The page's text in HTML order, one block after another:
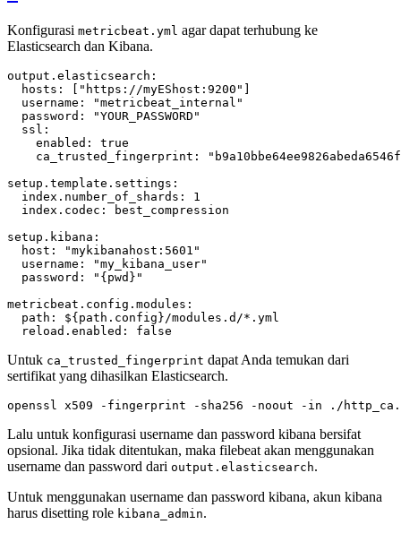
Konfigurasi metricbeat.yml agar dapat terhubung ke
Elasticsearch dan Kibana.
output.elasticsearch :
hosts : "https://myEShost:9200"
username :
"metricbeat_internal"
password :
"YOUR_PASSWORD"
ssl :
enabled :
true
ca_trusted_fingerprint :
setup.template.settings :
index.number_of_shards :
1
index.codec :
best_compression
setup.kibana :
host :
"mykibanahost:5601"
username :
"my_kibana_user"
password :
"{pwd}"
metricbeat.config.modules :
path :
${path.config}/modules.d/*.yml
reload.enabled : false
Untuk ca_trusted_fingerprint dapat Anda temukan dari
sertifikat yang dihasilkan Elasticsearch.
openssl x509 -fingerprint -sha256 -noout -in ./
Lalu untuk konfigurasi username dan password kibana bersifat
opsional. Jika tidak ditentukan, maka filebeat akan menggunakan
username dan password dari output.elasticsearch.
Untuk menggunakan username dan password kibana, akun kibana
harus disetting role kibana_admin.